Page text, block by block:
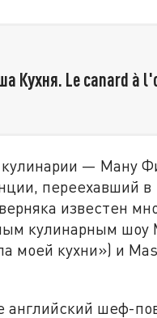
Кухня. Le canard à
кулинарии — Ману
переехавший в
известен
кулинарным шоу
моей кухни») и
английский шеф-